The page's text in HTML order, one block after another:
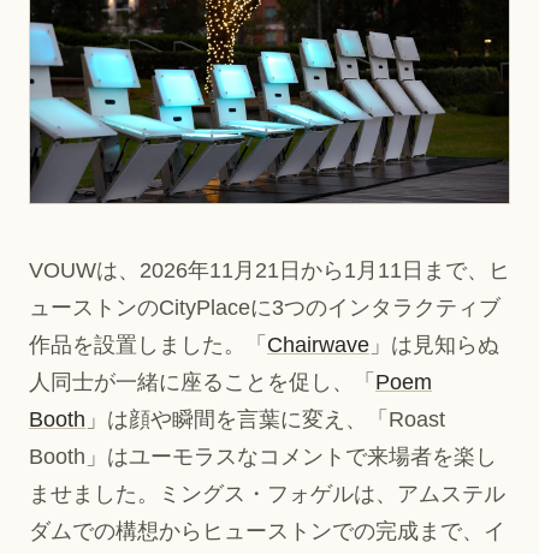
VOUWは、2026年11月21日から1月11日まで、ヒ
ューストンのCityPlaceに3つのインタラクティブ
作品を設置しました。「 Chairwave 」は見知らぬ
人同士が一緒に座ることを促し、「 Poem
Booth 」は顔や瞬間を言葉に変え、「Roast
Booth」はユーモラスなコメントで来場者を楽し
ませました。ミングス・フォゲルは、アムステル
ダムでの構想からヒューストンでの完成まで、イ